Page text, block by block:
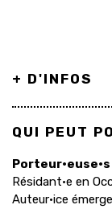
+ D'INFOS
QUI PEUT
Résidant·e en
Auteur·ice